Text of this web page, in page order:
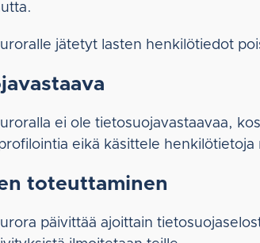
jätetyt lasten henkilötiedot
ei ole tietosuojavastaavaa,
eikä käsittele henkilötietoja
toteuttaminen
päivittää ajoittain